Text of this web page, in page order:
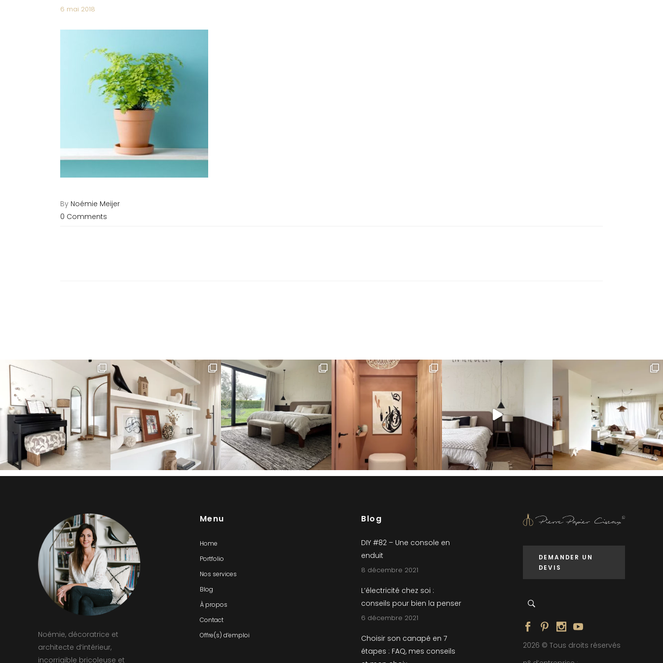
6 mai 2018
By Noémie Meijer
0 Comments
Noémie, décoratrice et
architecte d’intérieur,
incorrigible bricoleuse et
Menu
Home
Portfolio
Nos services
Blog
À propos
Contact
Offre(s) d’emploi
Blog
DIY #82 – Une console en
enduit
8 décembre 2021
L’électricité chez soi :
conseils pour bien la penser
6 décembre 2021
Choisir son canapé en 7
étapes : FAQ, mes conseils
DEMANDER UN
DEVIS
2026 © Tous droits réservés